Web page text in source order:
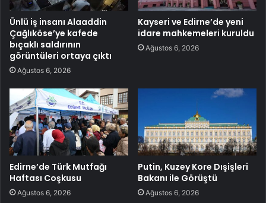
Ünlü iş insanı Alaaddin
Çağlıköse’ye kafede
bıçaklı saldırının
görüntüleri ortaya çıktı
Ağustos 6, 2026
Kayseri ve Edirne’de yeni
idare mahkemeleri kuruldu
Ağustos 6, 2026
Edirne’de Türk Mutfağı
Haftası Coşkusu
Ağustos 6, 2026
Putin, Kuzey Kore Dışişleri
Bakanı ile Görüştü
Ağustos 6, 2026